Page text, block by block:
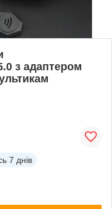
з адаптером
7 днів